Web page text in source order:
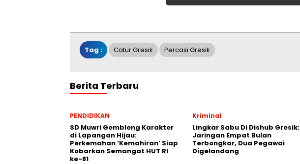
Tag : Catur Gresik Percasi Gresik
Berita Terbaru
PENDIDIKAN
SD Muwri Gembleng Karakter
di Lapangan Hijau:
Perkemahan ‘Kemahiran’ Siap
Kobarkan Semangat HUT RI
ke-81
Kriminal
Lingkar Sabu Di Dishub Gresik:
Jaringan Empat Bulan
Terbongkar, Dua Pegawai
Digelandang